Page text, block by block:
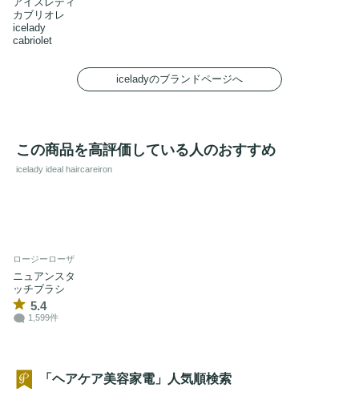
カブリオレ
icelady
cabriolet
iceladyのブランドページへ
この商品を高評価している人のおすすめ
icelady ideal haircareiron
ロージーローザ
ニュアンスタ
ッチブラシ
5.4
1,599件
「ヘアケア美容家電」人気順検索